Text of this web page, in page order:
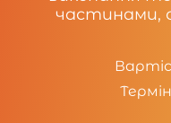
частинами,